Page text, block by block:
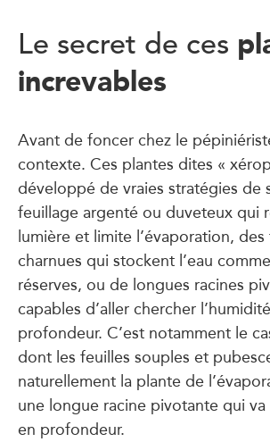
Le secret de ces
increvables
Avant de foncer chez le
contexte. Ces plantes dites «
développé de vraies stratégies de
feuillage argenté ou duveteux qui
lumière et limite l’évaporation, des
charnues qui stockent l’eau
réserves, ou de longues racines
capables d’aller chercher
profondeur. C’est notamment le
dont les feuilles souples et
naturellement la plante de
une longue racine pivotante qui va
en profondeur.